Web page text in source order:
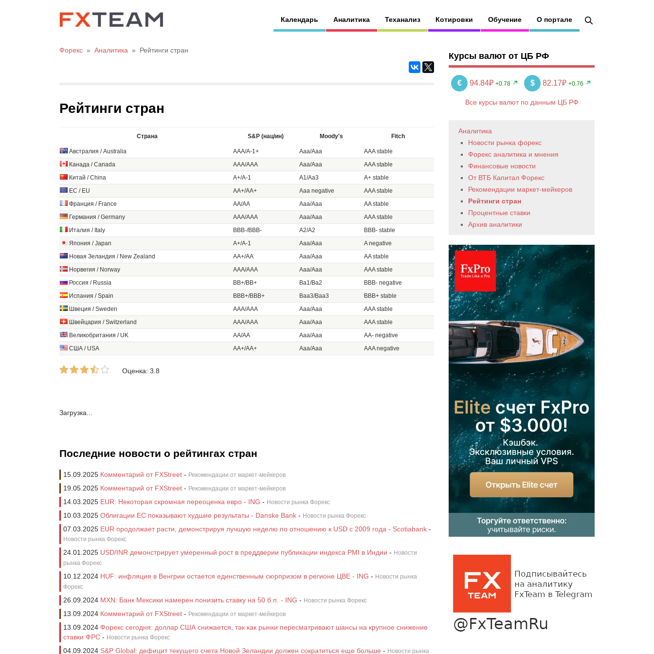
Календарь Аналитика Теханализ Котировки Обучение О портале
Форекс » Аналитика » Рейтинги стран
Рейтинги стран
Страна S&P (нац/ин) Moody's Fitch
Австралия / Australia AAA/A-1+ Aaa/Aaa
AAA stable
Канада / Canada
AAA/AAA Aaa/Aaa
AAA stable
Китай / China
A+/A-1 A1/Aa3
A+ stable
ЕС / EU
АА+/АА+ Aaa negative
AAA stable
Франция / France
AA/AA Aaa/Aaa
AA stable
Германия / Germany
AAA/AAA Aaa/Aaa
AAA stable
Италия / Italy
BBB-/BBB- A2/A2 BBB- stable
Япония / Japan
A+/A-1 Aaa/Aaa
A negative
Новая Зеландия / New Zealand
AA+/AA Aaa/Aaa
AA stable
Норвегия / Norway
AAA/AAA Aaa/Aaa
AAA stable
Россия / Russia
BB+/BB+ Ba1/Ba2 BBB- negative
Испания / Spain
BBB+/BBB+ Baa3/Baa3
BBB+ stable
Швеция / Sweden
AAA/AAA Aaa/Aaa
AAA stable
Швейцария / Switzerland
AAA/AAA Aaa/Aaa
AAA stable
Великобритания / UK
AA/AA Aaa/Aaa AA- negative
США / USA
AA+/AA+ Aaa/Aaa AAA negative
Оценка: 3.8
Загрузка...
Последние новости о рейтингах стран
15.09.2025 Комментарий от FXStreet - Рекомендации от маркет-мейкеров
19.05.2025 Комментарий от FXStreet - Рекомендации от маркет-мейкеров
14.03.2025 EUR: Некоторая скромная переоценка евро - ING - Новости рынка Форекс
10.03.2025 Облигации ЕС показывают худшие результаты - Danske Bank - Новости рынка Форекс
07.03.2025 EUR продолжает расти, демонстрируя лучшую неделю по отношению к USD с 2009 года - Scotiabank -
Новости рынка Форекс
24.01.2025 USD/INR демонстрирует умеренный рост в преддверии публикации индекса PMI в Индии - Новости
рынка Форекс
10.12.2024 HUF: инфляция в Венгрии остается единственным сюрпризом в регионе ЦВЕ - ING - Новости рынка
Форекс
26.09.2024 MXN: Банк Мексики намерен понизить ставку на 50 б.п. - ING - Новости рынка Форекс
13.09.2024 Комментарий от FXStreet - Рекомендации от маркет-мейкеров
13.09.2024 Форекс сегодня: доллар США снижается, так как рынки пересматривают шансы на крупное снижение
ставки ФРС - Новости рынка Форекс
04.09.2024 S&P Global: дефицит текущего счета Новой Зеландии должен сократиться еще больше - Новости рынка
Курсы валют от ЦБ РФ
€ 94.84₽ +0.78 $ 82.17₽ +0.76
Все курсы валют по данным ЦБ РФ
Аналитика
Новости рынка форекс
Форекс аналитика и мнения
Финансовые новости
От ВТБ Капитал Форекс
Рекомендации маркет-мейкеров
Рейтинги стран
Процентные ставки
Архив аналитики